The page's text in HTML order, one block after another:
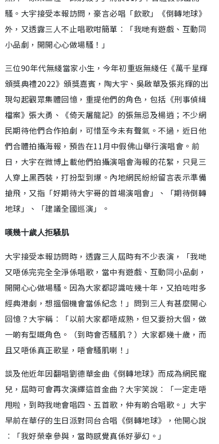
騷。大宇接受本報訪問，豪言必唱「飲歌」《倒轉地球》
外，又透露三人不止唱歌咁簡單︰「我哋有遊戲、互動同
小品劇，開開心心做場騷！」
三位90年代無綫當家小生，今年初重返無綫任《萬千星輝
頒獎典禮2022》頒獎嘉賓，陶大宇、吳啟華及張兆輝的出
現勾起觀眾集體回憶，重提他們的角色，包括《刑事偵緝
檔案》張大勇、《倚天屠龍記》的張無忌及楊逍；不少網
民期待他們合作拍劇，可惜至今未有聲氣。不過，近日他
們合體拍攝海報，預告在11月中假佛山舉行演唱會。前
日，大宇在微博上載他們拍攝演唱會海報的花絮，只見三
人穿上黑西裝，打扮型到爆。內地網民紛紛留言表示準備
搶飛，又指「好期待大宇哥的首場演唱會」、「期待倒轉
地球」、「建議全國巡演」。
嘆幾十歲人拒騷肌
大宇接受本報訪問時，透露三人屆時有不少表演，「我哋
又唔係完完全全淨係唱歌，當中有遊戲、互動同小品劇，
開開心心做場騷。因為大家都認識咗幾十年，又拍咗咁多
經典港劇，想搵個機會當係紀念！」問到三人有甚麼開心
回憶？大宇稱︰「以前大家都唔成熟，但又要扮大個，做
一啲有型嘅角色。（到時會否騷肌？）大家都幾十歲，而
且又唔係真正歌星，唔會騷肌喇！」
談及他近年因翻唱劉德華金曲《倒轉地球》而成為網民寵
兒，屆時可會再次演繹這首金曲？大宇笑說︰「一定走唔
甩啦，到時我哋會唱四、五首歌，仲有啲合唱歌。」大宇
早前在華仔的生日派對同台合唱《倒轉地球》，他開心說
︰「我好榮幸參與，當時感覺真係好夢幻。」